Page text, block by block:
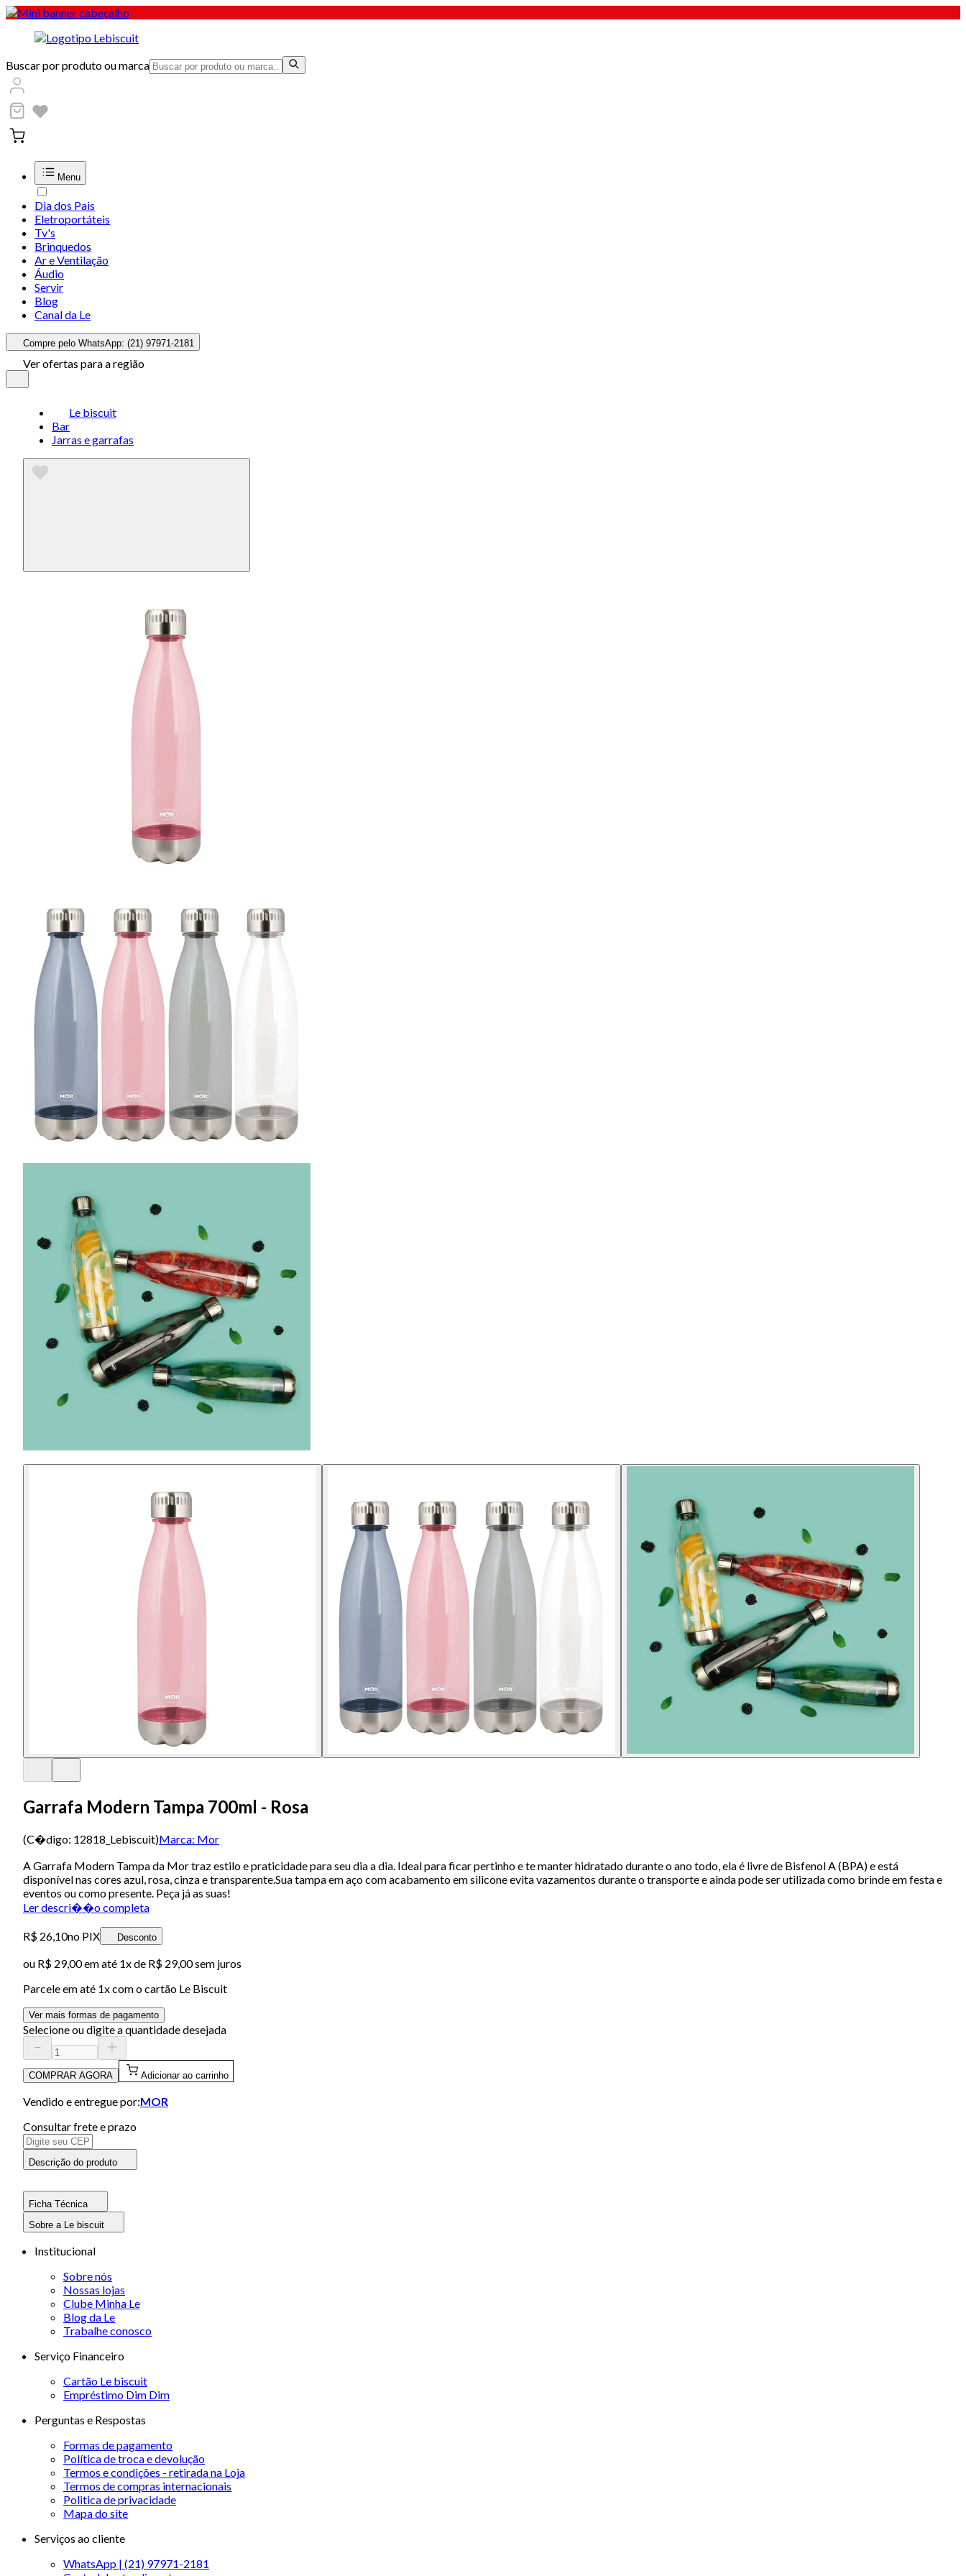
Buscar por produto ou marca
Menu
Dia dos Pais
Eletroportáteis
Tv's
Brinquedos
Ar e Ventilação
Áudio
Servir
Blog
Canal da Le
Compre pelo WhatsApp: (21) 97971-2181
Ver ofertas para a região
Le biscuit
Bar
Jarras e garrafas
Garrafa Modern Tampa 700ml - Rosa
(C�digo: 12818_Lebiscuit)Marca: Mor
A Garrafa Modern Tampa da Mor traz estilo e praticidade para seu dia a dia. Ideal para ficar pertinho e te manter hidratado durante o ano todo, ela é livre de Bisfenol A (BPA) e está
disponível nas cores azul, rosa, cinza e transparente.Sua tampa em aço com acabamento em silicone evita vazamentos durante o transporte e ainda pode ser utilizada como brinde em festa e
eventos ou como presente. Peça já as suas!
Ler descri��o completa
R$ 26,10no PIX Desconto
ou R$ 29,00em até 1x de R$ 29,00sem juros
Parcele em até 1x com o cartão Le Biscuit
Ver mais formas de pagamento
Selecione ou digite a quantidade desejada
COMPRAR AGORA Adicionar ao carrinho
Vendido e entregue por:MOR
Consultar frete e prazo
Descrição do produto
Ficha Técnica
Sobre a Le biscuit
Institucional
Sobre nós
Nossas lojas
Clube Minha Le
Blog da Le
Trabalhe conosco
Serviço Financeiro
Cartão Le biscuit
Empréstimo Dim Dim
Perguntas e Respostas
Formas de pagamento
Política de troca e devolução
Termos e condições - retirada na Loja
Termos de compras internacionais
Politica de privacidade
Mapa do site
Serviços ao cliente
WhatsApp | (21) 97971-2181